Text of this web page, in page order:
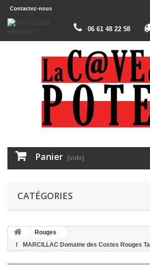
Contactez-nous
06 61 48 22 58
Panier (vide)
CATÉGORIES
Rouges
MARCILLAC Domaine des Costes Rouges